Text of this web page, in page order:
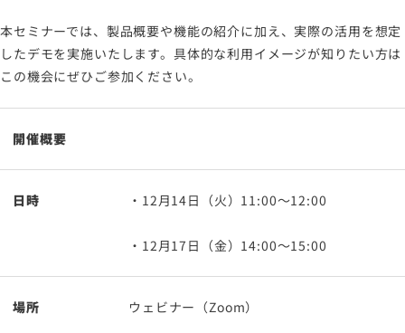
本セミナーでは、製品概要や機能の紹介に加え、実際の活用を想定
したデモを実施いたします。具体的な利用イメージが知りたい方は
この機会にぜひご参加ください。
開催概要
日時 ・12月14日（火）11:00～12:00
・12月17日（金）14:00～15:00
場所 ウェビナー（Zoom）